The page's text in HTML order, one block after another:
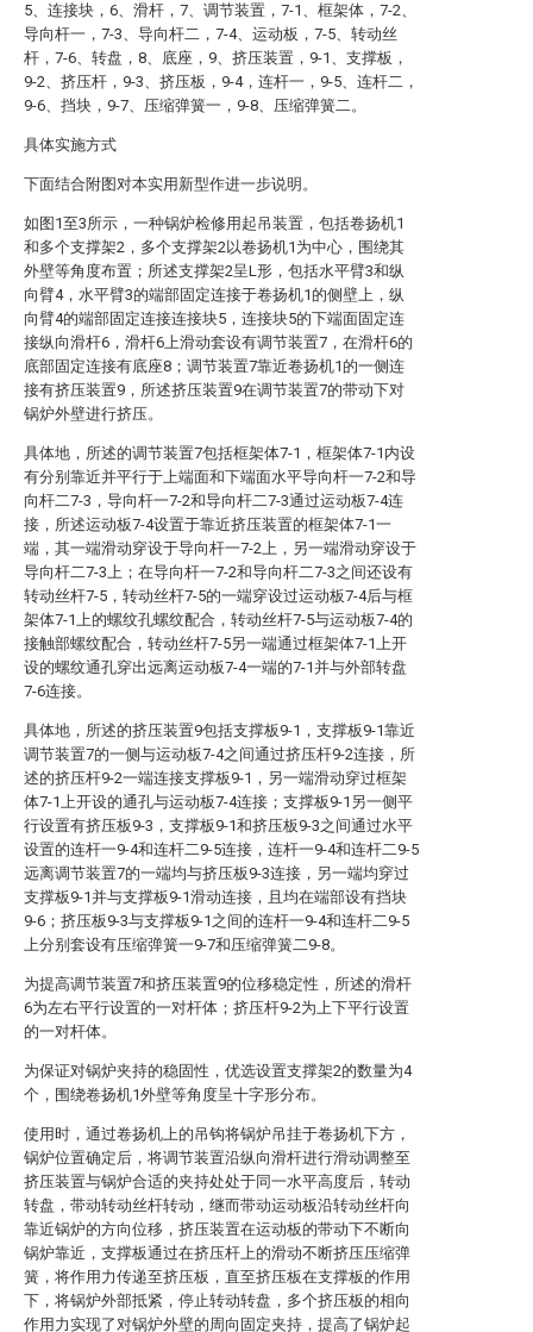
5、连接块，6、滑杆，7、调节装置，7-1、框架体，7-2、
导向杆一，7-3、导向杆二，7-4、运动板，7-5、转动丝
杆，7-6、转盘，8、底座，9、挤压装置，9-1、支撑板，
9-2、挤压杆，9-3、挤压板，9-4，连杆一，9-5、连杆二，
9-6、挡块，9-7、压缩弹簧一，9-8、压缩弹簧二。
具体实施方式
下面结合附图对本实用新型作进一步说明。
如图1至3所示，一种锅炉检修用起吊装置，包括卷扬机1
和多个支撑架2，多个支撑架2以卷扬机1为中心，围绕其
外壁等角度布置；所述支撑架2呈L形，包括水平臂3和纵
向臂4，水平臂3的端部固定连接于卷扬机1的侧壁上，纵
向臂4的端部固定连接连接块5，连接块5的下端面固定连
接纵向滑杆6，滑杆6上滑动套设有调节装置7，在滑杆6的
底部固定连接有底座8；调节装置7靠近卷扬机1的一侧连
接有挤压装置9，所述挤压装置9在调节装置7的带动下对
锅炉外壁进行挤压。
具体地，所述的调节装置7包括框架体7-1，框架体7-1内设
有分别靠近并平行于上端面和下端面水平导向杆一7-2和导
向杆二7-3，导向杆一7-2和导向杆二7-3通过运动板7-4连
接，所述运动板7-4设置于靠近挤压装置的框架体7-1一
端，其一端滑动穿设于导向杆一7-2上，另一端滑动穿设于
导向杆二7-3上；在导向杆一7-2和导向杆二7-3之间还设有
转动丝杆7-5，转动丝杆7-5的一端穿设过运动板7-4后与框
架体7-1上的螺纹孔螺纹配合，转动丝杆7-5与运动板7-4的
接触部螺纹配合，转动丝杆7-5另一端通过框架体7-1上开
设的螺纹通孔穿出远离运动板7-4一端的7-1并与外部转盘
7-6连接。
具体地，所述的挤压装置9包括支撑板9-1，支撑板9-1靠近
调节装置7的一侧与运动板7-4之间通过挤压杆9-2连接，所
述的挤压杆9-2一端连接支撑板9-1，另一端滑动穿过框架
体7-1上开设的通孔与运动板7-4连接；支撑板9-1另一侧平
行设置有挤压板9-3，支撑板9-1和挤压板9-3之间通过水平
设置的连杆一9-4和连杆二9-5连接，连杆一9-4和连杆二9-5
远离调节装置7的一端均与挤压板9-3连接，另一端均穿过
支撑板9-1并与支撑板9-1滑动连接，且均在端部设有挡块
9-6；挤压板9-3与支撑板9-1之间的连杆一9-4和连杆二9-5
上分别套设有压缩弹簧一9-7和压缩弹簧二9-8。
为提高调节装置7和挤压装置9的位移稳定性，所述的滑杆
6为左右平行设置的一对杆体；挤压杆9-2为上下平行设置
的一对杆体。
为保证对锅炉夹持的稳固性，优选设置支撑架2的数量为4
个，围绕卷扬机1外壁等角度呈十字形分布。
使用时，通过卷扬机上的吊钩将锅炉吊挂于卷扬机下方，
锅炉位置确定后，将调节装置沿纵向滑杆进行滑动调整至
挤压装置与锅炉合适的夹持处处于同一水平高度后，转动
转盘，带动转动丝杆转动，继而带动运动板沿转动丝杆向
靠近锅炉的方向位移，挤压装置在运动板的带动下不断向
锅炉靠近，支撑板通过在挤压杆上的滑动不断挤压压缩弹
簧，将作用力传递至挤压板，直至挤压板在支撑板的作用
下，将锅炉外部抵紧，停止转动转盘，多个挤压板的相向
作用力实现了对锅炉外壁的周向固定夹持，提高了锅炉起